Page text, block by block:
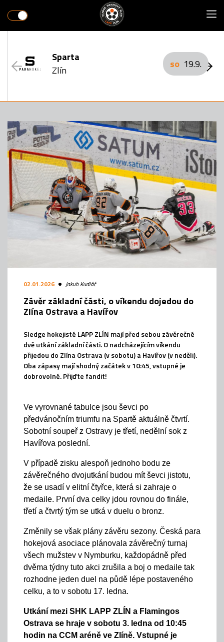
Sparta
Zlín
so 19.9.
02.01.2026 Jakub Kudláč
Závěr základní části, o víkendu dojedou do
Zlína Ostrava a Havířov
Sledge hokejisté LAPP ZLÍN mají před sebou závěrečné
dvě utkání základní části. O nadcházejícím víkendu
přijedou do Zlína Ostrava (v sobotu) a Havířov (v neděli).
Oba zápasy mají shodný začátek v 10:45, vstupné je
dobrovolné. Přijďte fandit!
Ve vyrovnané tabulce jsou ševci po
předvánočním triumfu na Spartě aktuálně čtvrtí.
Sobotní soupeř z Ostravy je třetí, nedělní sok z
Havířova poslední.
V případě zisku alespoň jednoho bodu ze
závěrečného dvojutkání budou mít ševci jistotu,
že se usadí v elitní čtyřce, která si zahraje o
medaile. První dva celky jdou rovnou do finále,
třetí a čtvrtý tým se utká v duelu o bronz.
Změnily se však plány závěru sezony. Česká para
hokejová asociace plánovala závěrečný turnaj
všech mužstev v Nymburku, každopádně před
dvěma týdny tuto akci zrušila a boj o medaile tak
rozhodne jeden duel na půdě lépe postaveného
celku, a to v sobotu 17. ledna.
Utkání mezi SHK LAPP ZLÍN a Flamingos
Ostrava se hraje v sobotu 3. ledna od 10:45
hodin na CCM aréně ve Zlíně. Vstupné je